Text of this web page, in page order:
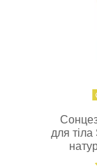
для